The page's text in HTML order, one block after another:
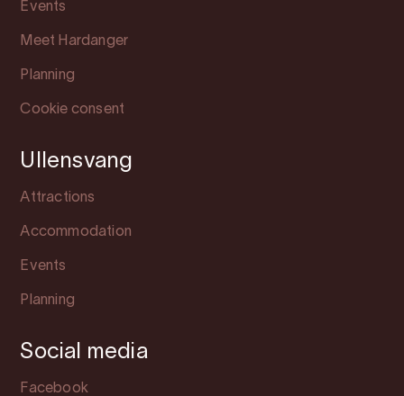
Events
Meet Hardanger
Planning
Cookie consent
Ullensvang
Attractions
Accommodation
Events
Planning
Social media
Facebook